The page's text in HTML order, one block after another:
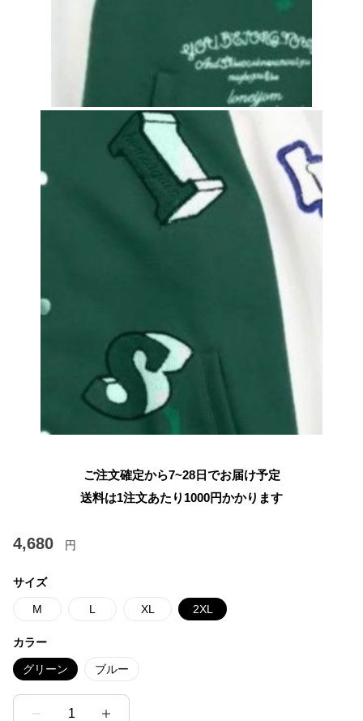
ご注文確定から7~28日でお届け予定
送料は1注文あたり 1000円かかります
4,680 円
サイズ
M L XL 2XL
カラー
グリーン ブルー
1